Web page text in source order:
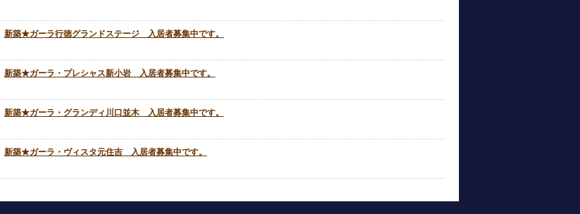
新築★ガーラ行徳グランドステージ 入居者募集中です。
新築★ガーラ・プレシャス新小岩 入居者募集中です。
新築★ガーラ・グランディ川口並木 入居者募集中です。
新築★ガーラ・ヴィスタ元住吉 入居者募集中です。